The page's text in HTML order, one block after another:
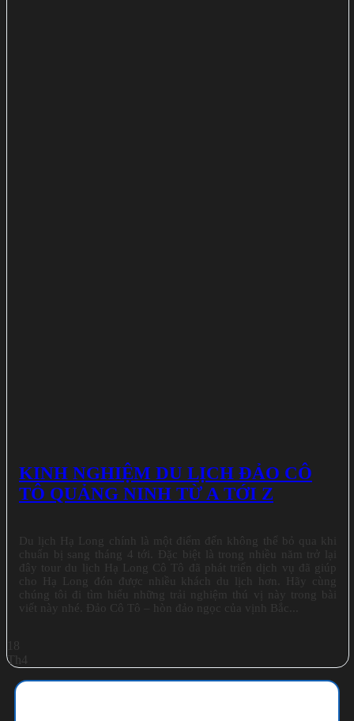
KINH NGHIỆM DU LỊCH ĐẢO CÔ
TÔ QUẢNG NINH TỪ A TỚI Z
Du lịch Hạ Long chính là một điểm đến không thể bỏ qua khi
chuẩn bị sang tháng 4 tới. Đặc biệt là trong nhiều năm trở lại
đây tour du lịch Hạ Long Cô Tô đã phát triển dịch vụ đã giúp
cho Hạ Long đón được nhiều khách du lịch hơn. Hãy cùng
chúng tôi đi tìm hiểu những trải nghiệm thú vị này trong bài
viết này nhé. Đảo Cô Tô – hòn đảo ngọc của vịnh Bắc...
18
Th4